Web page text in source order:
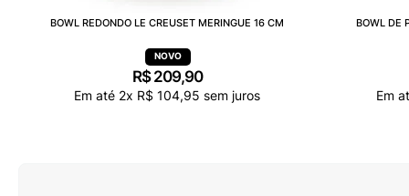
BOWL REDONDO LE CREUSET MERINGUE 16 CM
R$ 209,90
Em até 2x R$ 104,95 sem juros
BOWL DE
Em